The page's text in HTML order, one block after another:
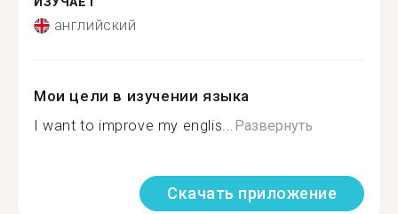
английский
Мои цели в изучении языка
I want to improve my englis...Развернуть
Скачать приложение